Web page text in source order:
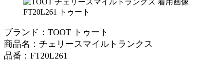
ブランド：TOOT トゥート
商品名：チェリースマイルトランクス
品番：FT20L261